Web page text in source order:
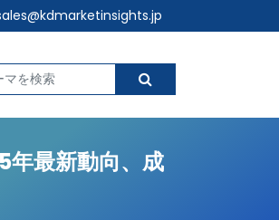
最新動向、成